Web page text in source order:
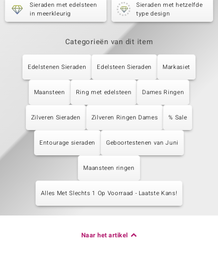
Sieraden met edelsteen
in meerkleurig
Sieraden met hetzelfde
type design
Categorieën van dit item
Edelstenen Sieraden Edelsteen Sieraden Markasiet
Maansteen Ring met edelsteen Dames Ringen
Zilveren Sieraden Zilveren Ringen Dames % Sale
Entourage sieraden Geboortestenen van Juni
Maansteen ringen
Alles Met Slechts 1 Op Voorraad - Laatste Kans!
Naar het artikel